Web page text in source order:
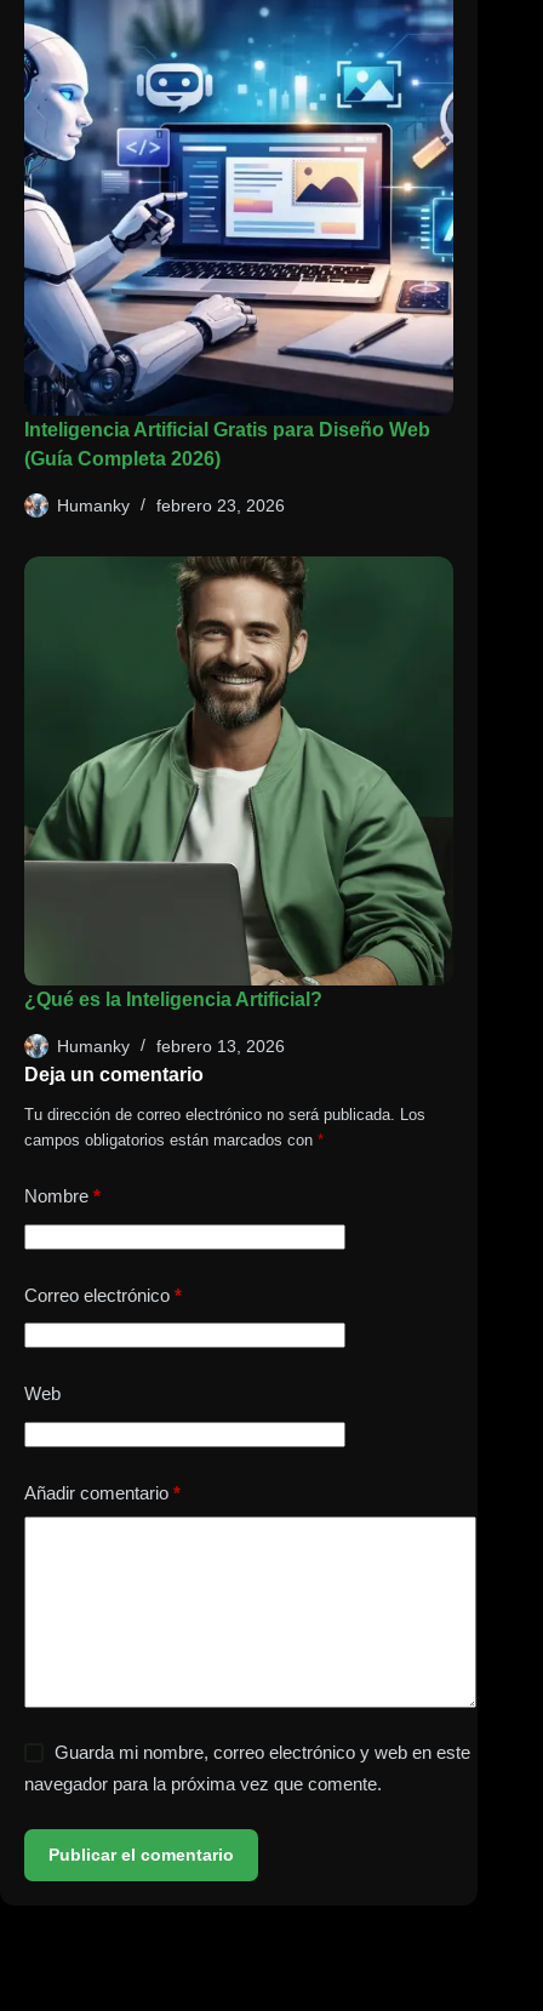
Inteligencia Artificial Gratis para Diseño Web
(Guía Completa 2026)
Humanky febrero 23, 2026
¿Qué es la Inteligencia Artificial?
Humanky febrero 13, 2026
Deja un comentario
Tu dirección de correo electrónico no será publicada. Los
campos obligatorios están marcados con *
Nombre *
Correo electrónico *
Web
Añadir comentario *
Guarda mi nombre, correo electrónico y web en este
navegador para la próxima vez que comente.
Publicar el comentario